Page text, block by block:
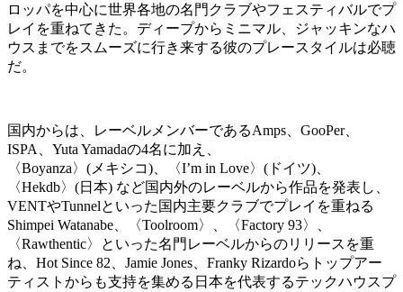
ロッパを中心に世界各地の名門クラブやフェスティバルでプ
レイを重ねてきた。ディープからミニマル、ジャッキンなハ
ウスまでをスムーズに行き来する彼のプレースタイルは必聴
だ。
国内からは、レーベルメンバーであるAmps、GooPer、
ISPA、Yuta Yamadaの4名に加え、
〈Boyanza〉(メキシコ)、〈I’m in Love〉(ドイツ)、
〈Hekdb〉(日本) など国内外のレーベルから作品を発表し、
VENTやTunnelといった国内主要クラブでプレイを重ねる
Shimpei Watanabe、〈Toolroom〉、〈Factory 93〉、
〈Rawthentic〉といった名門レーベルからのリリースを重
ね、Hot Since 82、Jamie Jones、Franky Rizardoらトップアー
ティストからも支持を集める日本を代表するテックハウスプ